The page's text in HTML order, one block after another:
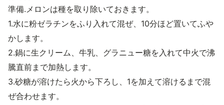
準備.メロンは種を取り除いておきます。
1.水に粉ゼラチンをふり入れて混ぜ、10分ほど置いてふや
かします。
2.鍋に生クリーム、牛乳、グラニュー糖を入れて中火で沸
騰直前まで加熱します。
3.砂糖が溶けたら火から下ろし、1を加えて溶けるまで混
ぜ合わせます。